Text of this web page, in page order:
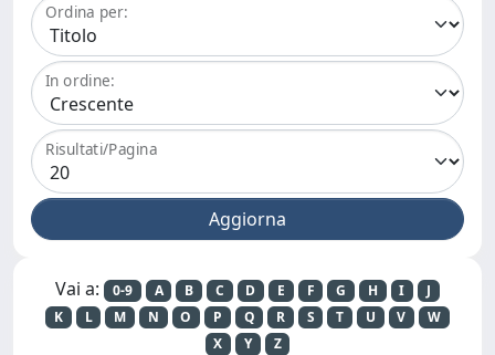
Ordina per:
In ordine:
Risultati/Pagina
Vai a: 0-9 A B C D E F G H I
J
K
L M N O P Q R S T U V
W
X
Y Z